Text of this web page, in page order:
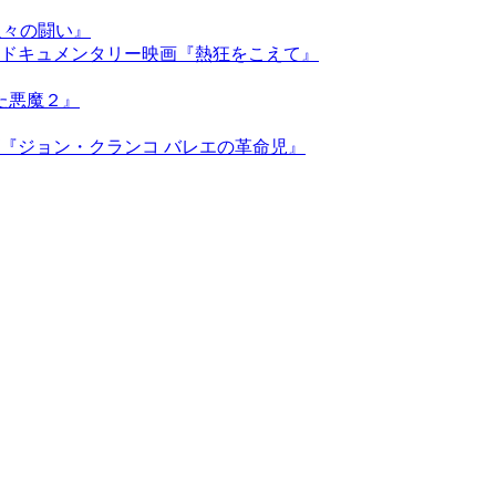
の闘い』
ュメンタリー映画『熱狂をこえて』
魔２』
ョン・クランコ バレエの革命児』